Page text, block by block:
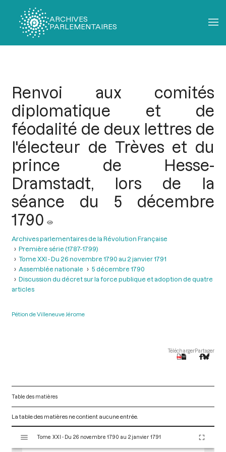
ARCHIVES
PARLEMENTAIRES
Renvoi aux comités
diplomatique et de
féodalité de deux lettres de
l'électeur de Trèves et du
prince de Hesse-
Dramstadt, lors de la
séance du 5 décembre
1790
Archives parlementaires de la Révolution Française
Première série (1787-1799)
Tome XXI - Du 26 novembre 1790 au 2 janvier 1791
Assemblée nationale
5 décembre 1790
Discussion du décret sur la force publique et adoption de quatre
articles
Pétion de Villeneuve Jérome
TéléchargerPartager
Table des matières
La table des matières ne contient aucune entrée.
s
Tome XXI - Du 26 novembre 1790 au 2 janvier 1791